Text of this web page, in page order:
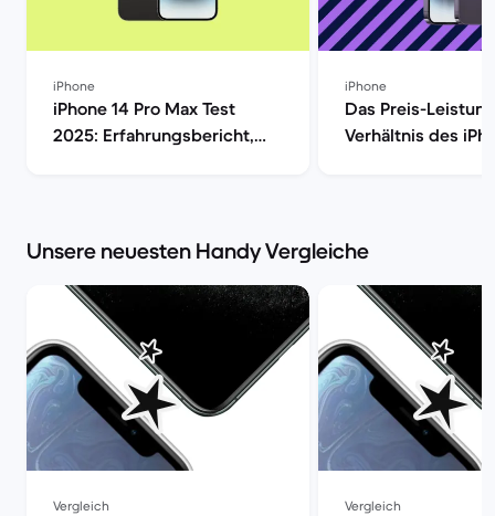
iPhone
iPhone 14 Pro Max Test
2025: Erfahrungsbericht,
iPhone
Das Preis-
Verhältnis des
Unsere neuesten Handy Vergleiche
Vergleich Vergleich